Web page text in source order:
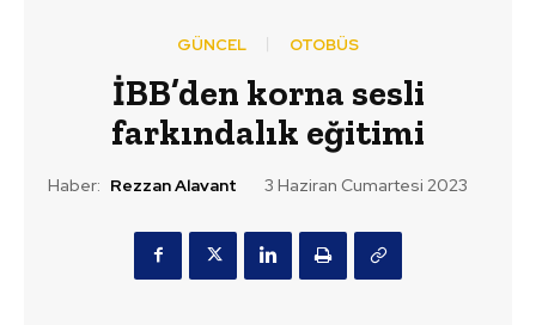
GÜNCEL OTOBÜS
İBB’den korna sesli
farkındalık eğitimi
Haber: Rezzan Alavant 3 Haziran Cumartesi 2023